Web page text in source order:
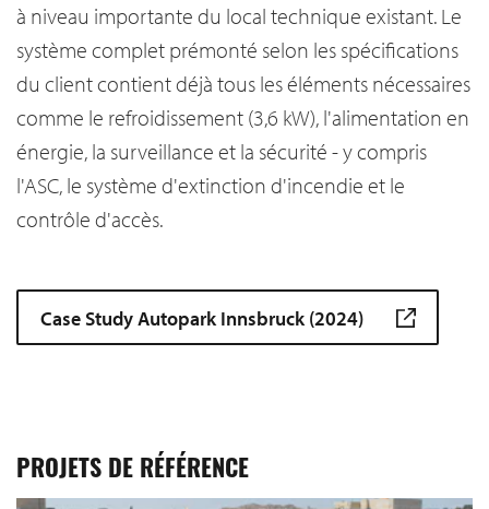
à niveau importante du local technique existant. Le
système complet prémonté selon les spécifications
du client contient déjà tous les éléments nécessaires
comme le refroidissement (3,6 kW), l'alimentation en
énergie, la surveillance et la sécurité - y compris
l'ASC, le système d'extinction d'incendie et le
contrôle d'accès.
Case Study Autopark Innsbruck (2024)
PROJETS DE RÉFÉRENCE